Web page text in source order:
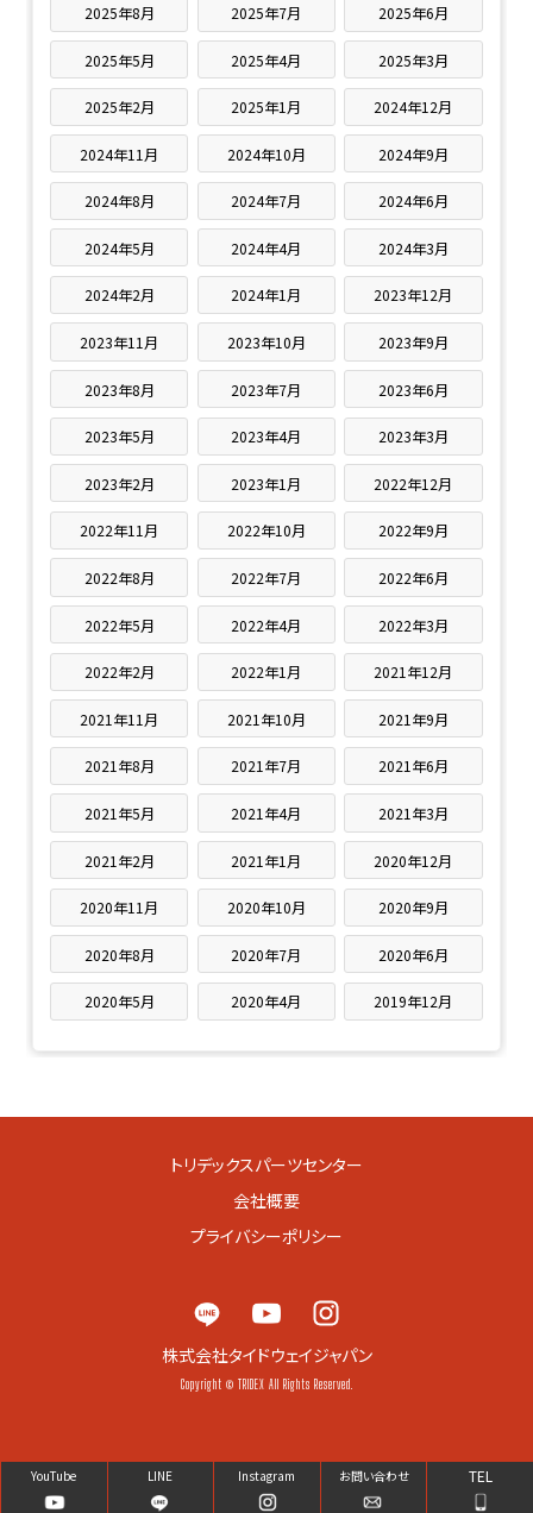
2025年8月 2025年7月 2025年6月
2025年5月 2025年4月 2025年3月
2025年2月 2025年1月 2024年12月
2024年11月 2024年10月 2024年9月
2024年8月 2024年7月 2024年6月
2024年5月 2024年4月 2024年3月
2024年2月 2024年1月 2023年12月
2023年11月 2023年10月 2023年9月
2023年8月 2023年7月 2023年6月
2023年5月 2023年4月 2023年3月
2023年2月 2023年1月 2022年12月
2022年11月 2022年10月 2022年9月
2022年8月 2022年7月 2022年6月
2022年5月 2022年4月 2022年3月
2022年2月 2022年1月 2021年12月
2021年11月 2021年10月 2021年9月
2021年8月 2021年7月 2021年6月
2021年5月 2021年4月 2021年3月
2021年2月 2021年1月 2020年12月
2020年11月 2020年10月 2020年9月
2020年8月 2020年7月 2020年6月
2020年5月 2020年4月 2019年12月
トリデックスパーツセンター
会社概要
プライバシーポリシー
株式会社タイドウェイジャパン
Copyright © TRIDEX All Rights Reserved.
YouTube LINE Instagram お問い合わせ TEL